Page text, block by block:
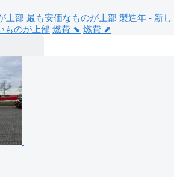
上部 最も安価なものが上部 製造年 - 新し
ものが上部 燃費 ⬊ 燃費 ⬈